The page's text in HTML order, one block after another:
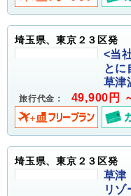
埼玉県、東京２３区発
<当
とに
草津
旅行代金： 49,900円
埼玉県、東京２３区発
草津
リ